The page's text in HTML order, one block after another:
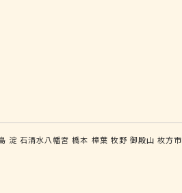
淀 石清水八幡宮 橋本 樟葉 牧野 御殿山 枚方市